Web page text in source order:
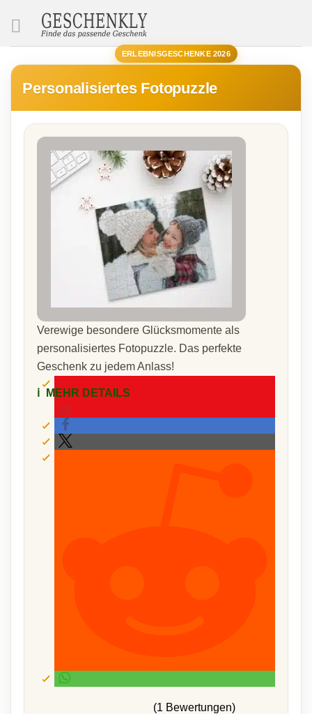
ERLEBNISGESCHENKE 2026
Personalisiertes Fotopuzzle
Verewige besondere Glücksmomente als
personalisiertes Fotopuzzle. Das perfekte
Geschenk zu jedem Anlass!
ℹ️ MEHR DETAILS
(1 Bewertungen)